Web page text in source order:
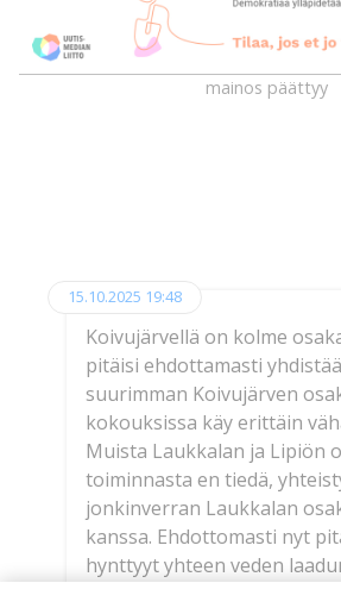
mainos päättyy
15.10.2025 19:48
Koivujärvellä on kolme
pitäisi ehdottamasti
suurimman Koivujärven
kokouksissa käy erittäin
Muista Laukkalan ja Lipiön
toiminnasta en tiedä,
jonkinverran Laukkalan
kanssa. Ehdottomasti nyt
hynttyyt yhteen veden